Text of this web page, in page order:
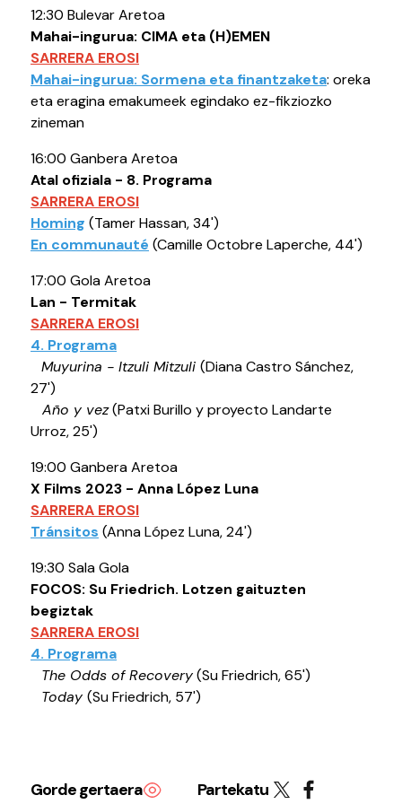
12:30 Bulevar Aretoa
Mahai-ingurua: CIMA eta (H)EMEN
SARRERA EROSI
Mahai-ingurua: Sormena eta finantzaketa: oreka
eta eragina emakumeek egindako ez-fikziozko
zineman
16:00 Ganbera Aretoa
Atal ofiziala - 8. Programa
SARRERA EROSI
Homing (Tamer Hassan, 34')
En communauté (Camille Octobre Laperche, 44')
17:00 Gola Aretoa
Lan - Termitak
SARRERA EROSI
4. Programa
Muyurina - Itzuli Mitzuli (Diana Castro Sánchez,
27')
Año y vez(Patxi Burillo y proyecto Landarte
Urroz, 25')
19:00 Ganbera Aretoa
X Films 2023 - Anna López Luna
SARRERA EROSI
Tránsitos (Anna López Luna, 24')
19:30 Sala Gola
FOCOS: Su Friedrich. Lotzen gaituzten
begiztak
SARRERA EROSI
4. Programa
The Odds of Recovery(Su Friedrich, 65')
Today (Su Friedrich, 57')
Gorde gertaera Partekatu